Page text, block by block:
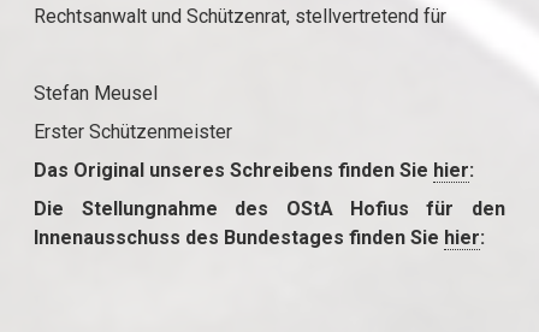
Rechtsanwalt und Schützenrat, stellvertretend für
Stefan Meusel
Erster Schützenmeister
Das Original unseres Schreibens finden Sie hier:
Die Stellungnahme des OStA Hofius für den
Innenausschuss des Bundestages finden Sie hier: